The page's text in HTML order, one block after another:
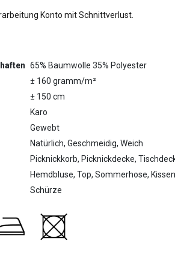
Konto mit Schnittverlust.
65% Baumwolle 35% Polyester
± 160 gramm/m²
± 150 cm
Karo
Gewebt
Natürlich, Geschmeidig, Weich
Picknickkorb, Picknickdecke,
Hemdbluse, Top, Sommerhose,
Schürze